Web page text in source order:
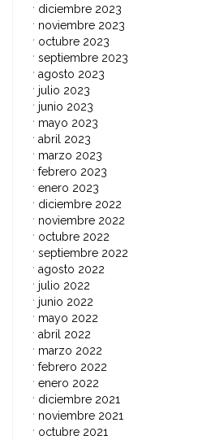
diciembre 2023
noviembre 2023
octubre 2023
septiembre 2023
agosto 2023
julio 2023
junio 2023
mayo 2023
abril 2023
marzo 2023
febrero 2023
enero 2023
diciembre 2022
noviembre 2022
octubre 2022
septiembre 2022
agosto 2022
julio 2022
junio 2022
mayo 2022
abril 2022
marzo 2022
febrero 2022
enero 2022
diciembre 2021
noviembre 2021
octubre 2021